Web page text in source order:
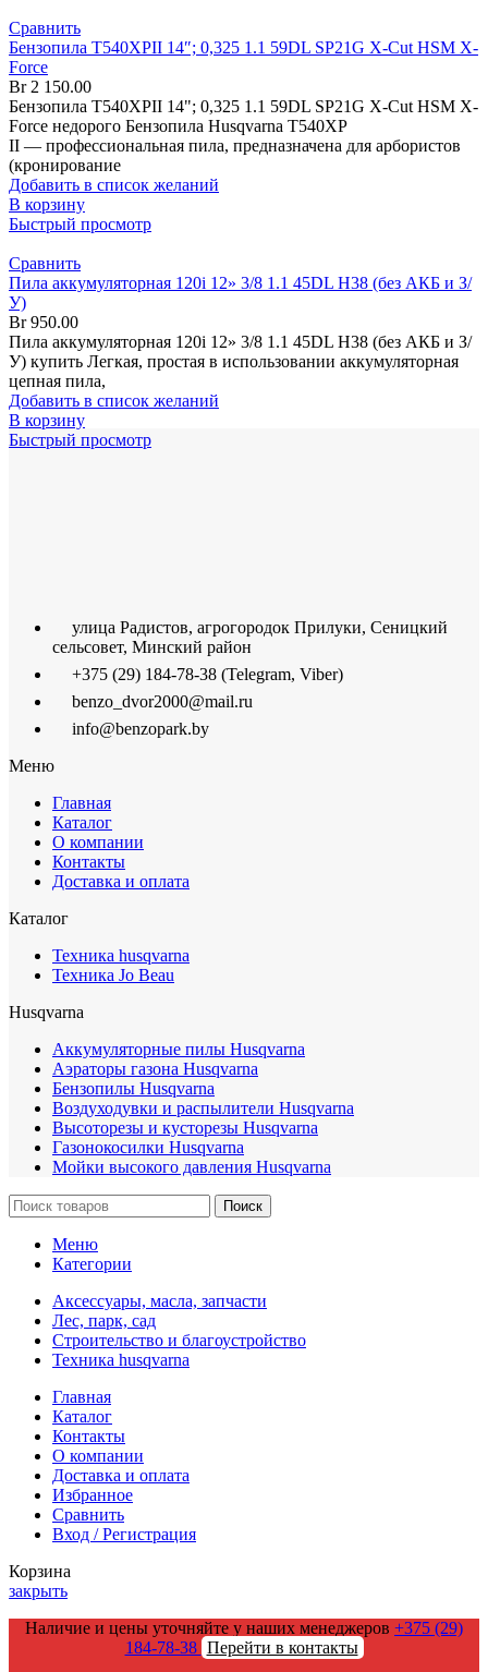
Сравнить
Бензопила T540XPII 14″; 0,325 1.1 59DL SP21G X-Cut HSM X-
Force
Br2 150.00
Бензопила T540XPII 14"; 0,325 1.1 59DL SP21G X-Cut HSM X-
Force недорого Бензопила Husqvarna T540XP
II — профессиональная пила, предназначена для арбористов
(кронирование
Добавить в список желаний
В корзину
Быстрый просмотр
Сравнить
Пила аккумуляторная 120i 12» 3/8 1.1 45DL H38 (без АКБ и З/
У)
Br950.00
Пила аккумуляторная 120i 12» 3/8 1.1 45DL H38 (без АКБ и З/
У) купить Легкая, простая в использовании аккумуляторная
цепная пила,
Добавить в список желаний
В корзину
Быстрый просмотр
улица Радистов, агрогородок Прилуки, Сеницкий
сельсовет, Минский район
+375 (29) 184-78-38 (Telegram, Viber)
benzo_dvor2000@mail.ru
info@benzopark.by
Меню
Главная
Каталог
О компании
Контакты
Доставка и оплата
Каталог
Техника husqvarna
Техника Jo Beau
Husqvarna
Аккумуляторные пилы Husqvarna
Аэраторы газона Husqvarna
Бензопилы Husqvarna
Воздуходувки и распылители Husqvarna
Высоторезы и кусторезы Husqvarna
Газонокосилки Husqvarna
Мойки высокого давления Husqvarna
Поиск
Меню
Категории
Аксессуары, масла, запчасти
Лес, парк, сад
Строительство и благоустройство
Техника husqvarna
Главная
Каталог
Контакты
О компании
Доставка и оплата
Избранное
Сравнить
Вход / Регистрация
Корзина
закрыть
Наличие и цены уточняйте у наших менеджеров +375 (29)
184-78-38 Перейти в контакты